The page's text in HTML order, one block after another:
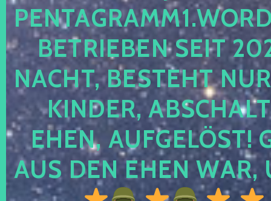
TRIEBEN SEIT 2024
CHT, BESTEHT NUR
NDER,
EN, AUFGELÖST!
S DEN EHEN WAR,